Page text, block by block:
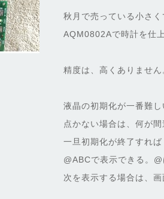
秋月で売っている小さ
AQM0802Aで時計を仕
精度は、高くありません
液晶の初期化が一番難し
点かない場合は、何が
一旦初期化が終了すれば
@ABCで表示できる。
次を表示する場合は、